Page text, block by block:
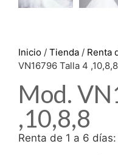
Inicio / Tienda / Renta
VN16796 Talla 4 ,10,8,8
Mod.
,10,8,8
Renta de 1 a 6